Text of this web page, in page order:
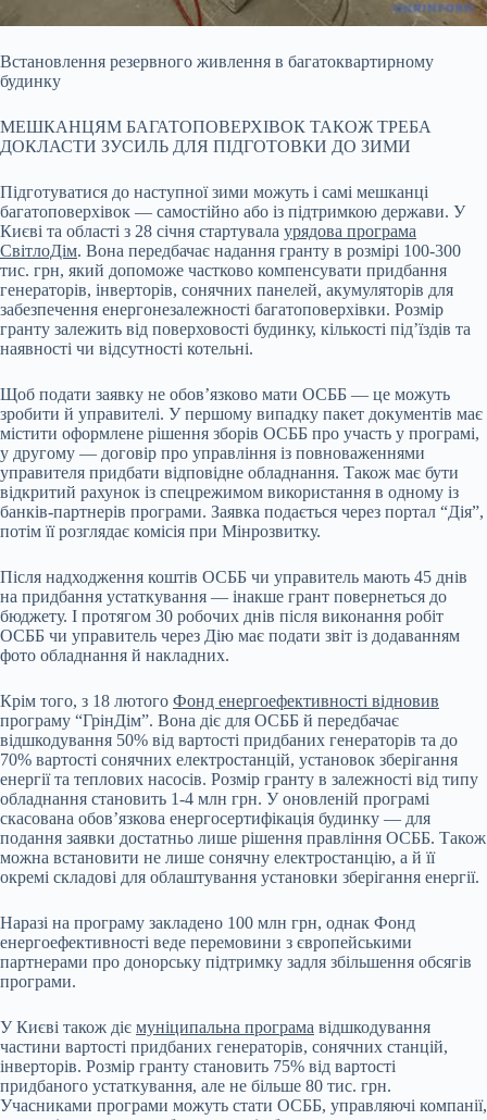
Встановлення резервного живлення в багатоквартирному
будинку
МЕШКАНЦЯМ БАГАТОПОВЕРХІВОК ТАКОЖ ТРЕБА
ДОКЛАСТИ ЗУСИЛЬ ДЛЯ ПІДГОТОВКИ ДО ЗИМИ
Підготуватися до наступної зими можуть і самі мешканці
багатоповерхівок — самостійно або із підтримкою держави. У
Києві та області з 28 січня стартувала урядова програма
СвітлоДім. Вона передбачає надання гранту в розмірі 100-300
тис. грн, який допоможе частково компенсувати придбання
генераторів, інверторів, сонячних панелей, акумуляторів для
забезпечення енергонезалежності багатоповерхівки. Розмір
гранту залежить від поверховості будинку, кількості під’їздів та
наявності чи відсутності котельні.
Щоб подати заявку не обов’язково мати ОСББ — це можуть
зробити й управителі. У першому випадку пакет документів має
містити оформлене рішення зборів ОСББ про участь у програмі,
у другому — договір про управління із повноваженнями
управителя придбати відповідне обладнання. Також має бути
відкритий рахунок із спецрежимом використання в одному із
банків-партнерів програми. Заявка подається через портал “Дія”,
потім її розглядає комісія при Мінрозвитку.
Після надходження коштів ОСББ чи управитель мають 45 днів
на придбання устаткування — інакше грант повернеться до
бюджету. І протягом 30 робочих днів після виконання робіт
ОСББ чи управитель через Дію має подати звіт із додаванням
фото обладнання й накладних.
Крім того, з 18 лютого Фонд енергоефективності відновив
програму “ГрінДім”. Вона діє для ОСББ й передбачає
відшкодування 50% від вартості придбаних генераторів та до
70% вартості сонячних електростанцій, установок зберігання
енергії та теплових насосів. Розмір гранту в залежності від типу
обладнання становить 1-4 млн грн. У оновленій програмі
скасована обов’язкова енергосертифікація будинку — для
подання заявки достатньо лише рішення правління ОСББ. Також
можна встановити не лише сонячну електростанцію, а й її
окремі складові для облаштування установки зберігання енергії.
Наразі на програму закладено 100 млн грн, однак Фонд
енергоефективності веде перемовини з європейськими
партнерами про донорську підтримку задля збільшення обсягів
програми.
У Києві також діє муніципальна програма відшкодування
частини вартості придбаних генераторів, сонячних станцій,
інверторів. Розмір гранту становить 75% від вартості
придбаного устаткування, але не більше 80 тис. грн.
Учасниками програми можуть стати ОСББ, управляючі компанії,